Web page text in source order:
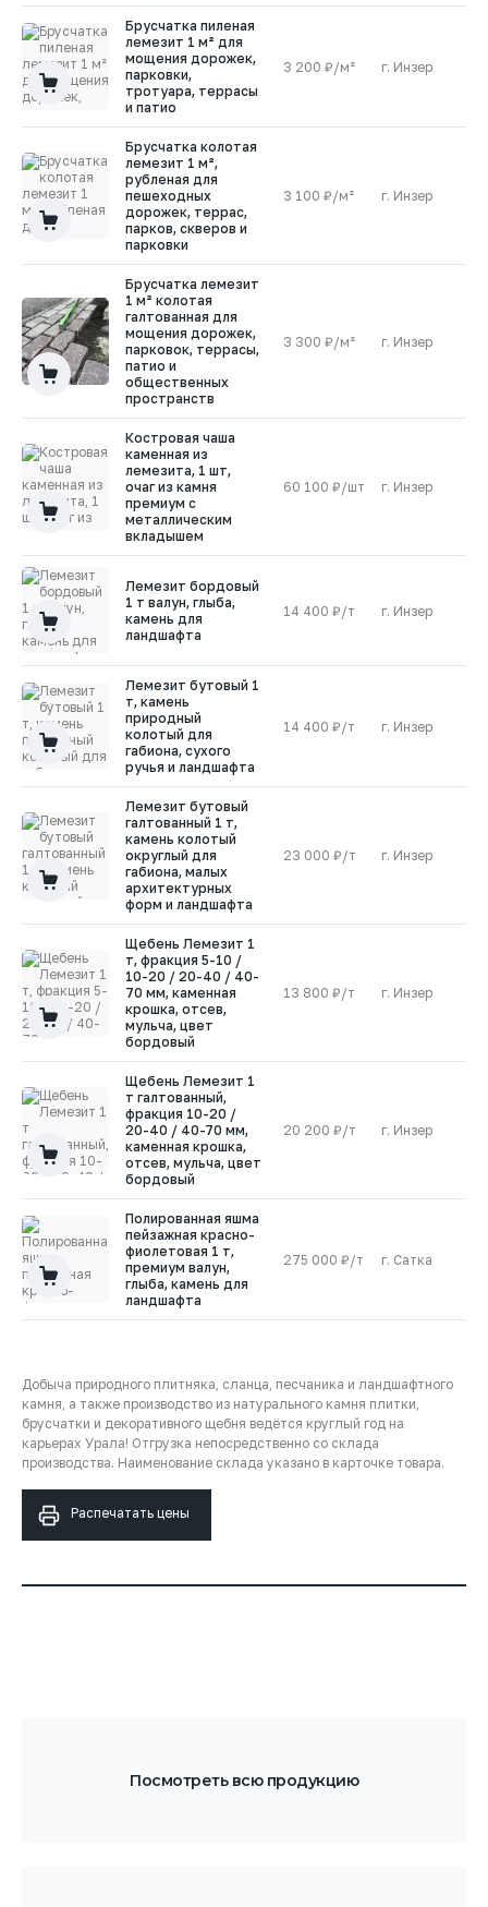
Брусчатка пиленая
лемезит 1 м² для
мощения дорожек,
парковки,
тротуара, террасы
и патио
3 200 ₽/м² г. Инзер
Брусчатка колотая
лемезит 1 м²,
рубленая для
пешеходных
дорожек, террас,
парков, скверов и
парковки
3 100 ₽/м² г. Инзер
Брусчатка лемезит
1 м² колотая
галтованная для
мощения дорожек,
парковок, террасы,
патио и
общественных
пространств
3 300 ₽/м² г. Инзер
Костровая чаша
каменная из
лемезита, 1 шт,
очаг из камня
премиум с
металлическим
вкладышем
60 100 ₽/шт г. Инзер
Лемезит бордовый
1 т валун, глыба,
камень для
ландшафта
14 400 ₽/т г. Инзер
Лемезит бутовый 1
т, камень
природный
колотый для
габиона, сухого
ручья и ландшафта
14 400 ₽/т г. Инзер
Лемезит бутовый
галтованный 1 т,
камень колотый
округлый для
габиона, малых
архитектурных
форм и ландшафта
23 000 ₽/т г. Инзер
Щебень Лемезит 1
т, фракция 5-10 /
10-20 / 20-40 / 40-
70 мм, каменная
крошка, отсев,
мульча, цвет
бордовый
13 800 ₽/т г. Инзер
Щебень Лемезит 1
т галтованный,
фракция 10-20 /
20-40 / 40-70 мм,
каменная крошка,
отсев, мульча, цвет
бордовый
20 200 ₽/т г. Инзер
Полированная яшма
пейзажная красно-
фиолетовая 1 т,
премиум валун,
глыба, камень для
ландшафта
275 000 ₽/т г. Сатка
Добыча природного плитняка, сланца, песчаника и ландшафтного
камня, а также производство из натурального камня плитки,
брусчатки и декоративного щебня ведётся круглый год на
карьерах Урала! Отгрузка непосредственно со склада
производства. Наименование склада указано в карточке товара.
Распечатать цены
Посмотреть всю продукцию